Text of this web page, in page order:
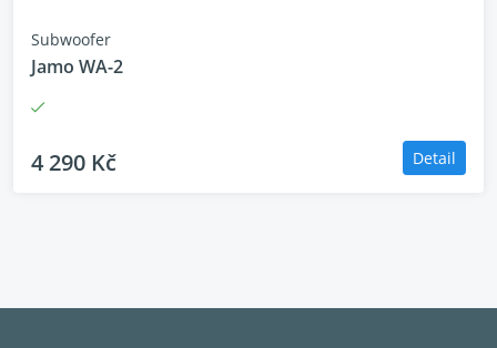
Subwoofer
Jamo WA-2
4 290 Kč Detail